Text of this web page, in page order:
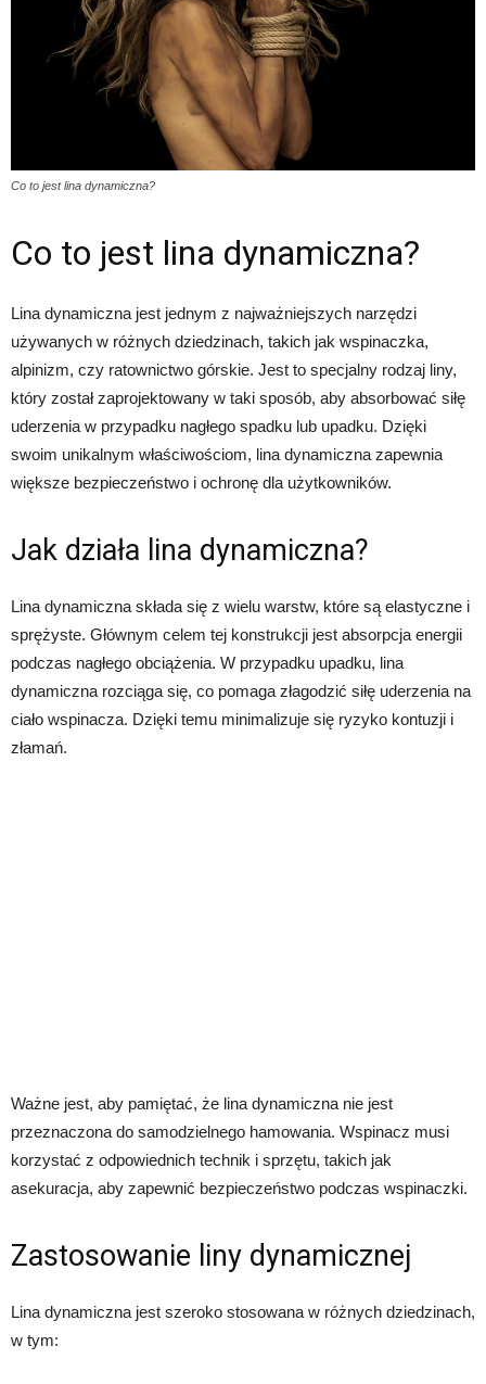
Co to jest lina dynamiczna?
Co to jest lina dynamiczna?
Lina dynamiczna jest jednym z najważniejszych narzędzi
używanych w różnych dziedzinach, takich jak wspinaczka,
alpinizm, czy ratownictwo górskie. Jest to specjalny rodzaj liny,
który został zaprojektowany w taki sposób, aby absorbować siłę
uderzenia w przypadku nagłego spadku lub upadku. Dzięki
swoim unikalnym właściwościom, lina dynamiczna zapewnia
większe bezpieczeństwo i ochronę dla użytkowników.
Jak działa lina dynamiczna?
Lina dynamiczna składa się z wielu warstw, które są elastyczne i
sprężyste. Głównym celem tej konstrukcji jest absorpcja energii
podczas nagłego obciążenia. W przypadku upadku, lina
dynamiczna rozciąga się, co pomaga złagodzić siłę uderzenia na
ciało wspinacza. Dzięki temu minimalizuje się ryzyko kontuzji i
złamań.
Ważne jest, aby pamiętać, że lina dynamiczna nie jest
przeznaczona do samodzielnego hamowania. Wspinacz musi
korzystać z odpowiednich technik i sprzętu, takich jak
asekuracja, aby zapewnić bezpieczeństwo podczas wspinaczki.
Zastosowanie liny dynamicznej
Lina dynamiczna jest szeroko stosowana w różnych dziedzinach,
w tym: